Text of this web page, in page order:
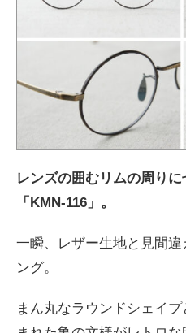
レンズの囲むリムの周り
「KMN-116」。
一瞬、レザー生地と見間
ング。
まん丸なラウンドシェイ